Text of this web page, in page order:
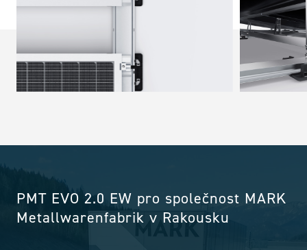
PMT EVO 2.0 EW pro společnost MARK
Metallwarenfabrik v Rakousku